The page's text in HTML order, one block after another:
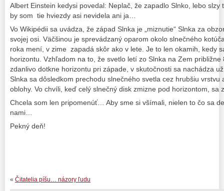
Albert Einstein kedysi povedal: Neplač, že zapadlo Slnko, lebo slzy
by som tie hviezdy asi nevidela ani ja…
Vo Wikipédii sa uvádza, že západ Slnka je „miznutie“ Slnka za
svojej osi. Väčšinou je sprevádzaný oparom okolo slnečného
roka mení, v zime zapadá skôr ako v lete. Je to len okamih, kedy
horizontu. Vzhľadom na to, že svetlo letí zo Slnka na Zem
zdanlivo dotkne horizontu pri západe, v skutočnosti sa nachádza
Slnka sa dôsledkom prechodu slnečného svetla cez hrubšiu
oblohy. Vo chvíli, keď celý slnečný disk zmizne pod horizontom, sa
Chcela som len pripomenúť… Aby sme si všímali, nielen to čo sa
nami…
Pekný deň!
« Čitatelia píšu… názory ľudu